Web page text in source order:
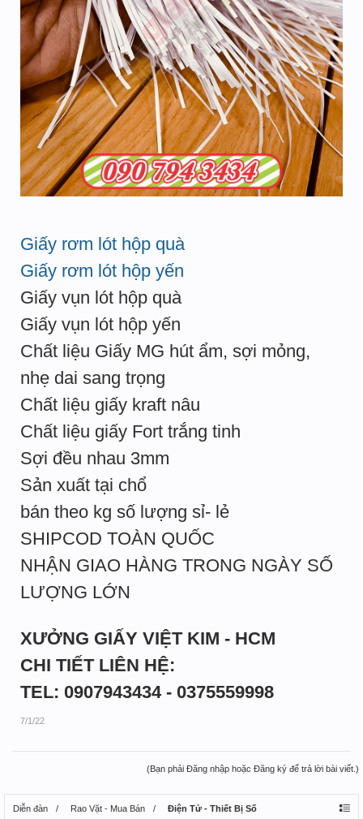
Giấy rơm lót hộp quà
Giấy rơm lót hộp yến
Giấy vụn lót hộp quà
Giấy vụn lót hộp yến
Chất liệu Giấy MG hút ẩm, sợi mỏng,
nhẹ dai sang trọng
Chất liệu giấy kraft nâu
Chất liệu giấy Fort trắng tinh
Sợi đều nhau 3mm
Sản xuất tại chổ
bán theo kg số lượng sỉ- lẻ
SHIPCOD TOÀN QUỐC
NHẬN GIAO HÀNG TRONG NGÀY SỐ
LƯỢNG LỚN
XƯỞNG GIẤY VIỆT KIM - HCM
CHI TIẾT LIÊN HỆ:
TEL: 0907943434 - 0375559998
7/1/22
(Bạn phải Đăng nhập hoặc Đăng ký để trả lời bài viết.)
Diễn đàn Rao Vặt - Mua Bán Điện Tử - Thiết Bị Số